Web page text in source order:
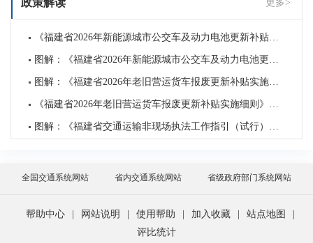
更多>
政策解读
《福建省2026年新能源城市公交车及动力电池更新补贴实施细则》政策解读
图解：《福建省2026年新能源城市公交车及动力电池更新补贴实施细则》政策解读
图解：《福建省2026年老旧营运货车报废更新补贴实施细则》政策解读
《福建省2026年老旧营运货车报废更新补贴实施细则》政策解读
图解：《福建省交通运输非现场执法工作指引（试行）》政策解读
全国交通系统网站 省内交通系统网站 省级政府部门系统网站
帮助中心 网站说明 使用帮助 加入收藏 站点地图
评比统计